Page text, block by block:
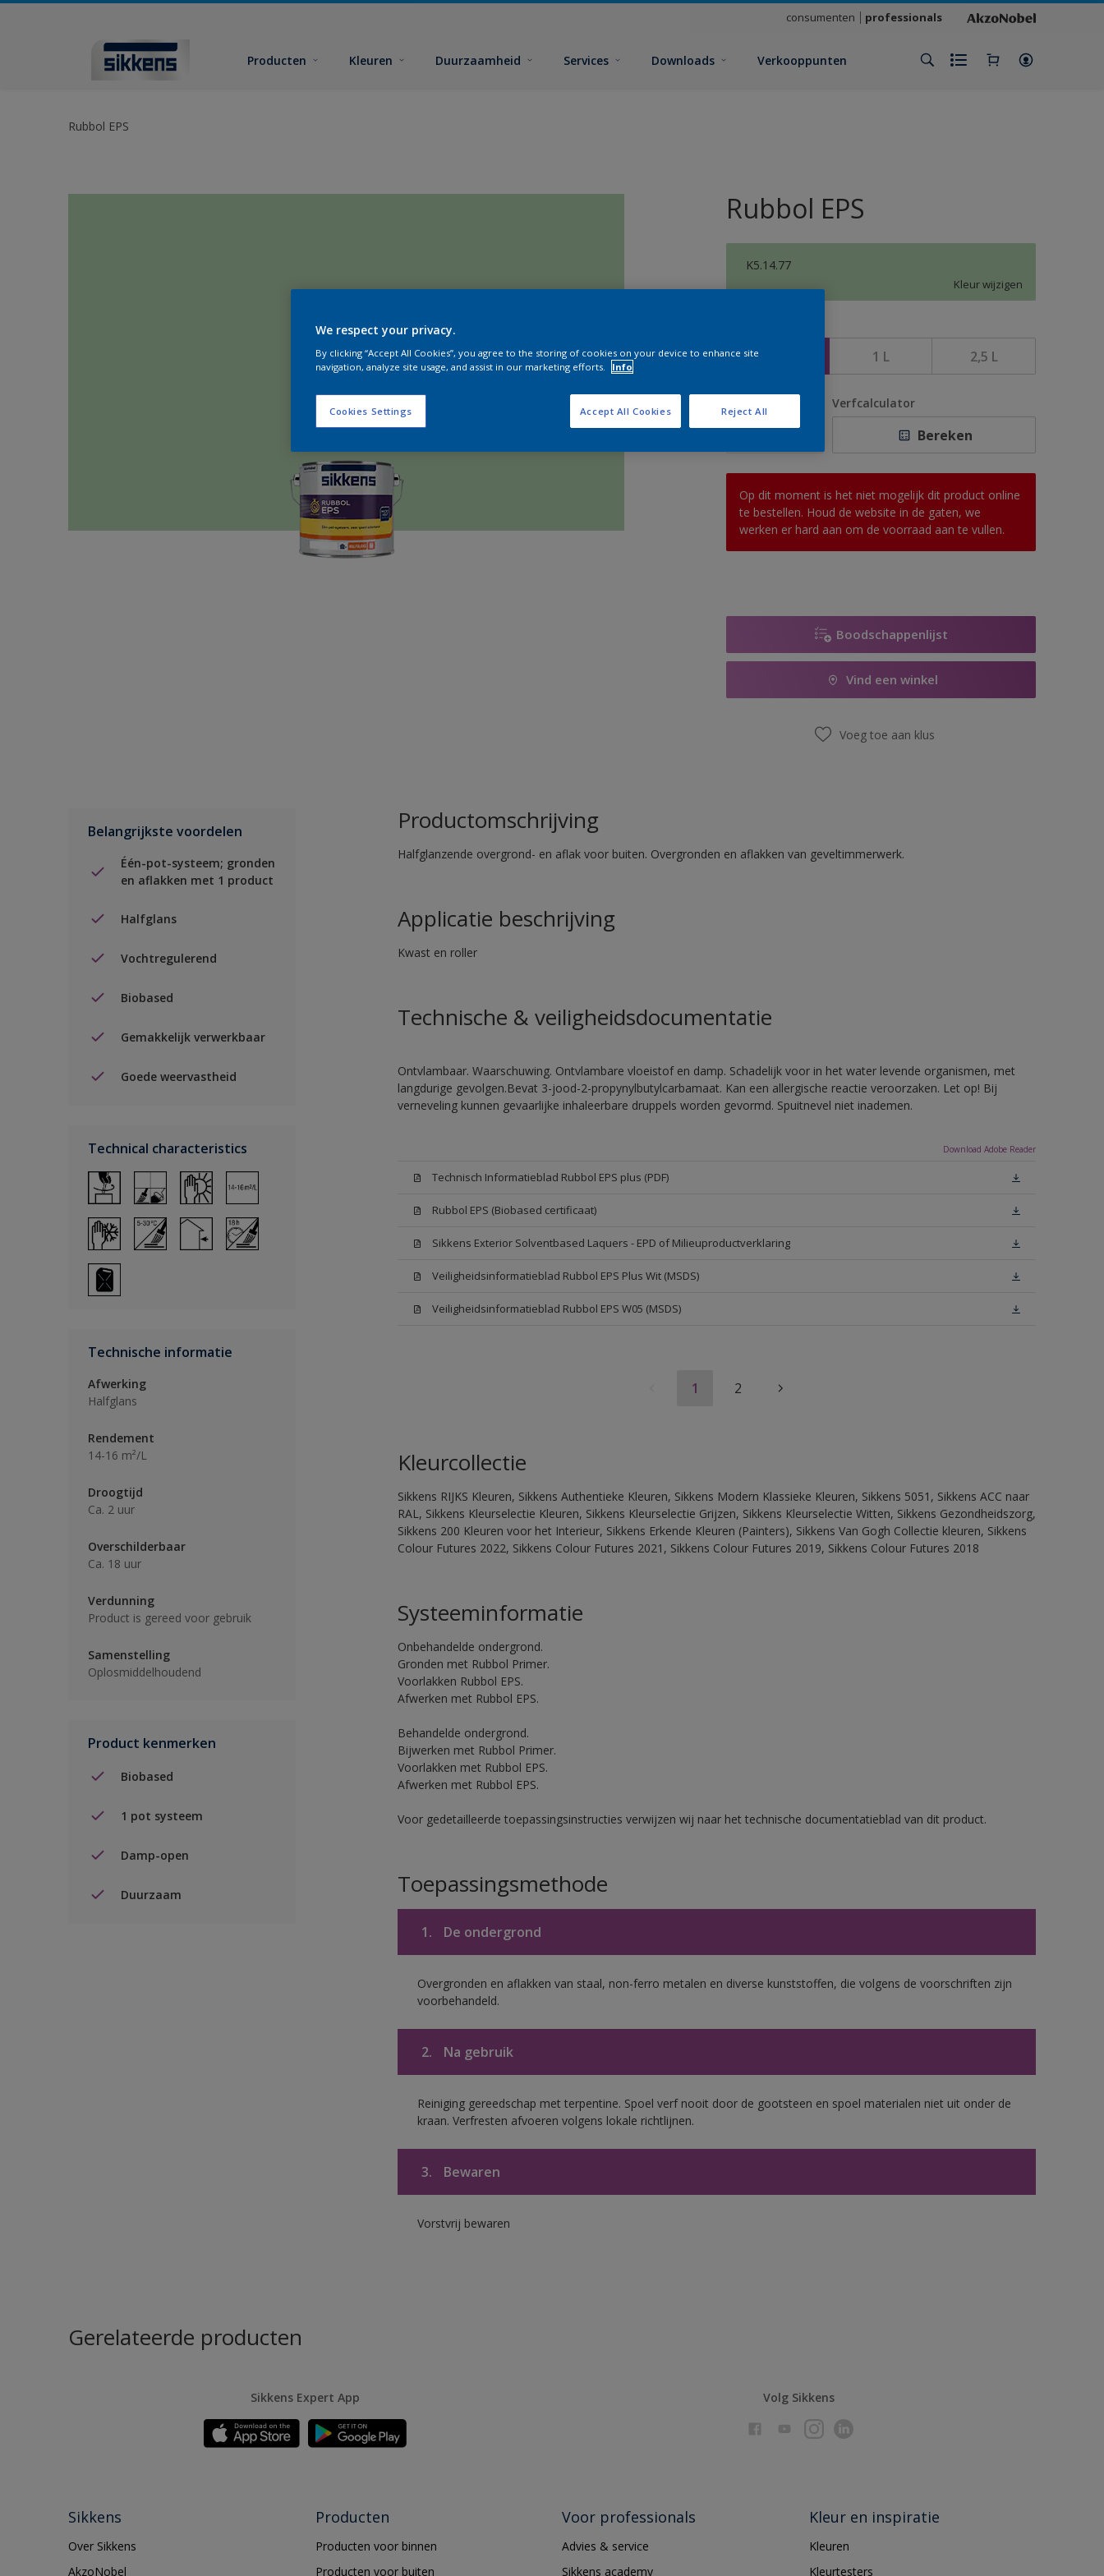
consumenten professionals
Producten Kleuren Duurzaamheid Services Downloads Verkooppunten
Rubbol EPS
Rubbol EPS
K5.14.77
Kleur wijzigen
500 ML 1 L 2,5 L
Verfcalculator
Bereken
Op dit moment is het niet mogelijk dit product online
te bestellen. Houd de website in de gaten, we
werken er hard aan om de voorraad aan te vullen.
Boodschappenlijst
Vind een winkel
Voeg toe aan klus
Belangrijkste voordelen
Één-pot-systeem; gronden
en aflakken met 1 product
Halfglans
Vochtregulerend
Biobased
Gemakkelijk verwerkbaar
Goede weervastheid
Technical characteristics
Technische informatie
Afwerking
Halfglans
Rendement
14-16 m²/L
Droogtijd
Ca. 2 uur
Overschilderbaar
Ca. 18 uur
Verdunning
Product is gereed voor gebruik
Samenstelling
Oplosmiddelhoudend
Product kenmerken
Biobased
1 pot systeem
Damp-open
Duurzaam
Productomschrijving
Halfglanzende overgrond- en aflak voor buiten. Overgronden en aflakken van geveltimmerwerk.
Applicatie beschrijving
Kwast en roller
Technische & veiligheidsdocumentatie
Ontvlambaar. Waarschuwing. Ontvlambare vloeistof en damp. Schadelijk voor in het water levende organismen, met
langdurige gevolgen.Bevat 3-jood-2-propynylbutylcarbamaat. Kan een allergische reactie veroorzaken. Let op! Bij
verneveling kunnen gevaarlijke inhaleerbare druppels worden gevormd. Spuitnevel niet inademen.
Download Adobe Reader
Technisch Informatieblad Rubbol EPS plus (PDF)
Rubbol EPS (Biobased certificaat)
Sikkens Exterior Solventbased Laquers - EPD of Milieuproductverklaring
Veiligheidsinformatieblad Rubbol EPS Plus Wit (MSDS)
Veiligheidsinformatieblad Rubbol EPS W05 (MSDS)
1 2
Kleurcollectie
Sikkens RIJKS Kleuren, Sikkens Authentieke Kleuren, Sikkens Modern Klassieke Kleuren, Sikkens 5051, Sikkens ACC naar
RAL, Sikkens Kleurselectie Kleuren, Sikkens Kleurselectie Grijzen, Sikkens Kleurselectie Witten, Sikkens Gezondheidszorg,
Sikkens 200 Kleuren voor het Interieur, Sikkens Erkende Kleuren (Painters), Sikkens Van Gogh Collectie kleuren, Sikkens
Colour Futures 2022, Sikkens Colour Futures 2021, Sikkens Colour Futures 2019, Sikkens Colour Futures 2018
Systeeminformatie
Onbehandelde ondergrond.
Gronden met Rubbol Primer.
Voorlakken Rubbol EPS.
Afwerken met Rubbol EPS.
Behandelde ondergrond.
Bijwerken met Rubbol Primer.
Voorlakken met Rubbol EPS.
Afwerken met Rubbol EPS.
Voor gedetailleerde toepassingsinstructies verwijzen wij naar het technische documentatieblad van dit product.
Toepassingsmethode
1. De ondergrond
Overgronden en aflakken van staal, non-ferro metalen en diverse kunststoffen, die volgens de voorschriften zijn
voorbehandeld.
2. Na gebruik
Reiniging gereedschap met terpentine. Spoel verf nooit door de gootsteen en spoel materialen niet uit onder de
kraan. Verfresten afvoeren volgens lokale richtlijnen.
3. Bewaren
Vorstvrij bewaren
Gerelateerde producten
Sikkens Expert App Volg Sikkens
Sikkens
Over Sikkens
AkzoNobel
Producten
Producten voor binnen
Producten voor buiten
Voor professionals
Advies & service
Sikkens academy
Kleur en inspiratie
Kleuren
Kleurtesters
We respect your privacy.
By clicking “Accept All Cookies”, you agree to the storing of cookies on your device to enhance site
navigation, analyze site usage, and assist in our marketing efforts.
Info
Cookies Settings Reject All
Accept All Cookies